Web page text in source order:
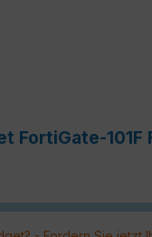
FortiGate-